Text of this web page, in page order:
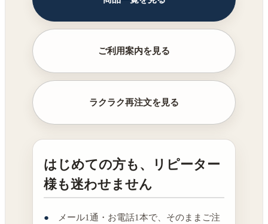
ご利用案内を見る
ラクラク再注文を見る
はじめての方も、リピーター
様も迷わせません
メール1通・お電話1本で、そのままご注